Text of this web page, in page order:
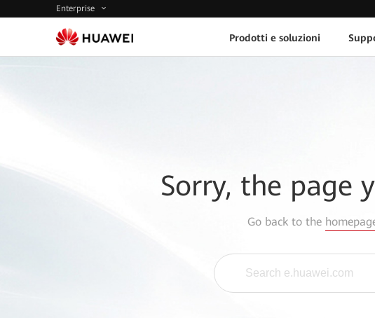
Enterprise
Prodotti e soluzioni
Sorry, the page
Go back to the